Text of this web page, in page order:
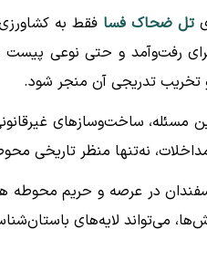
تل ضحاک فسا فقط به
رفت‌وآمد و حتی نوعی پیست
تدریجی آن منجر شود.
مسئله، ساخت‌وسازهای
نه‌تنها منظر تاریخی
در عرصه و حریم محوطه
می‌تواند لایه‌های